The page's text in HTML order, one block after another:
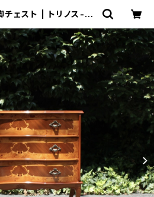
チェスト | トリノス-to
ョップ・古着